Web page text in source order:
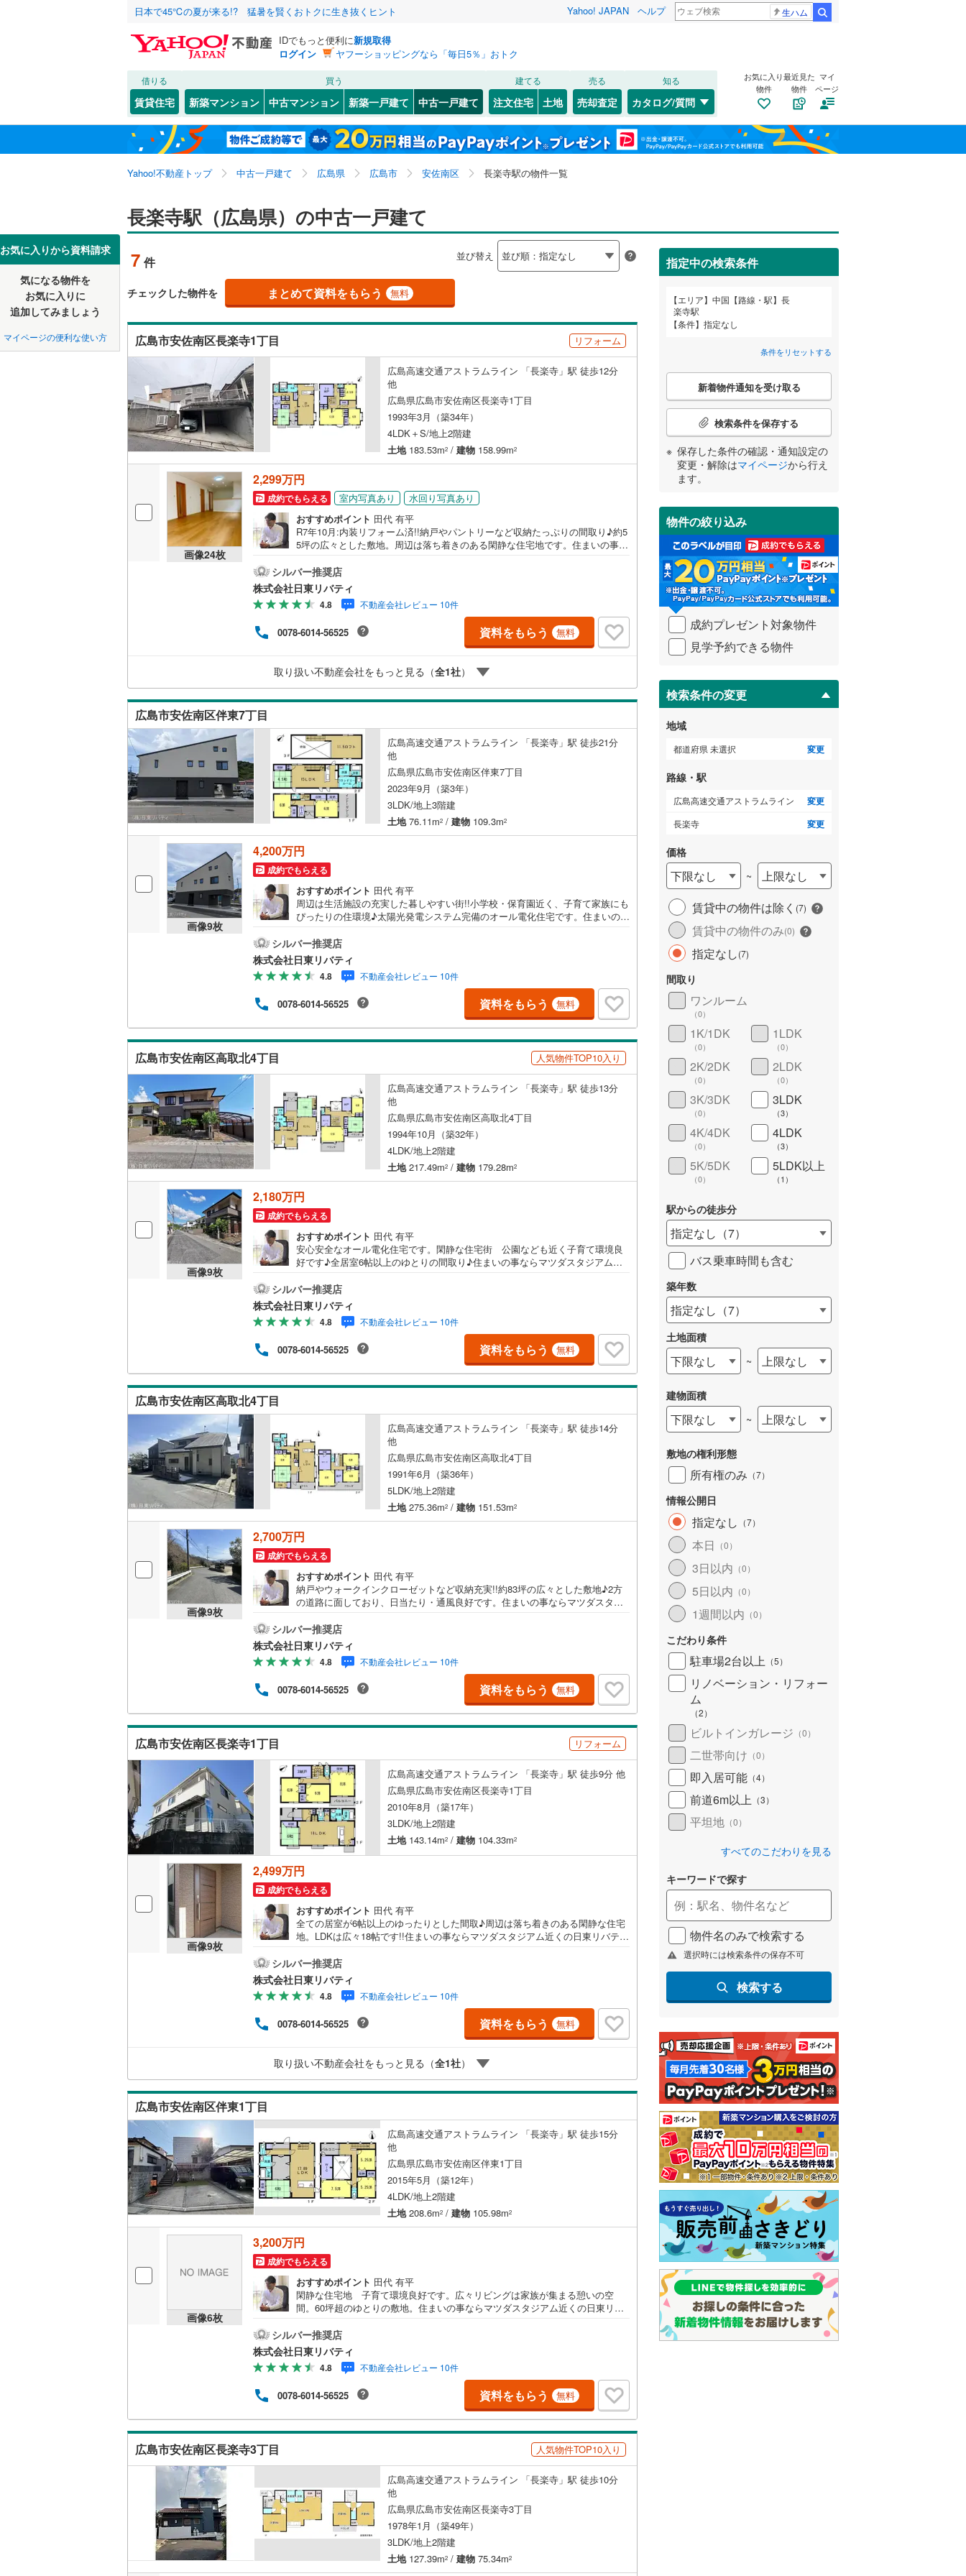
日本で45℃の夏が来る!? 猛暑を賢くおトクに生き抜くヒント Yahoo! JAPAN ヘルプ 生ハム
IDでもっと便利に新規取得
ログイン
ヤフーショッピングなら「毎日5％」おトク
借りる
賃貸住宅
買う
新築マンション 中古マンション 新築一戸建て 中古一戸建て
建てる
注文住宅 土地
売る
売却査定
知る
カタログ/質問
お気に入り
物件
最近見た
物件
マイ
ページ
Yahoo!不動産トップ 中古一戸建て 広島県 広島市 安佐南区 長楽寺駅の物件一覧
お気に入りから資料請求
気になる物件を
お気に入りに
追加してみましょう
マイページの便利な使い方
長楽寺駅（広島県）の中古一戸建て
7 件 並び替え
チェックした物件を まとめて資料をもらう 無料
広島市安佐南区長楽寺1丁目 リフォーム
広島高速交通アストラムライン 「長楽寺」駅 徒歩12分
他
広島県広島市安佐南区長楽寺1丁目
1993年3月（築34年）
4LDK＋S/地上2階建
土地183.53m2 / 建物 158.99m2
画像24枚
2,299万円
成約でもらえる 室内写真あり
水回り写真あり
おすすめポイント 田代 有平
R7年10月:内装リフォーム済!!納戸やパントリーなど収納たっぷりの間取り♪約5
5坪の広々とした敷地。周辺は落ち着きのある閑静な住宅地です。住まいの事な
物件もご紹介できます。広島市内はもちろん廿日市から呉・東広島まで6000物
件の豊富な情報量!!「実際に自分自身が住む家を見て納得して買いたい」広告で
は分かり難い物件の長所や短所を現地でご確認できます。お気軽にお問い合わ
せ下さい。TV電話やLINE等でオンライン案内も可能です。お気軽にお申し付け
下さい。「住まいを通じた出逢いを大切に」をモットーに、創業以来多くのお
客様に信頼と信用を頂き、広島県下でも有数の不動産グループへ成長すること
ができました。「人と人、心と心」これからもこの精神を大切に、お客様への
日出2丁目2-22-2F
シルバー推奨店
株式会社日東リバティ
4.8 不動産会社レビュー 10件
0078-6014-56525 資料をもらう 無料
取り扱い不動産会社をもっと見る（全1社）
広島市安佐南区伴東7丁目
広島高速交通アストラムライン 「長楽寺」駅 徒歩21分
他
広島県広島市安佐南区伴東7丁目
2023年9月（築3年）
3LDK/地上3階建
土地76.11m2 / 建物 109.3m2
画像9枚
4,200万円
成約でもらえる
おすすめポイント 田代 有平
周辺は生活施設の充実した暮しやすい街!!小学校・保育園近く、子育て家族にも
ぴったりの住環境♪太陽光発電システム完備のオール電化住宅です。住まいの事
い物件もご紹介できます。広島市内はもちろん廿日市から呉・東広島まで6000
物件の豊富な情報量!!「実際に自分自身が住む家を見て納得して買いたい」広告
では分かり難い物件の長所や短所を現地でご確認できます。お気軽にお問い合
わせ下さい。TV電話やLINE等でオンライン案内も可能です。お気軽にお申し付
け下さい。「住まいを通じた出逢いを大切に」をモットーに、創業以来多くの
お客様に信頼と信用を頂き、広島県下でも有数の不動産グループへ成長するこ
とができました。「人と人、心と心」これからもこの精神を大切に、お客様へ
のサポートをさせて頂きます。株式会社日東リバティ〒732-0818広島市南区段
原日出2丁目2-22-2F
シルバー推奨店
株式会社日東リバティ
4.8 不動産会社レビュー 10件
0078-6014-56525 資料をもらう 無料
広島市安佐南区高取北4丁目 人気物件TOP10入り
広島高速交通アストラムライン 「長楽寺」駅 徒歩13分
他
広島県広島市安佐南区高取北4丁目
1994年10月（築32年）
4LDK/地上2階建
土地217.49m2 / 建物 179.28m2
画像9枚
2,180万円
成約でもらえる
おすすめポイント 田代 有平
安心安全なオール電化住宅です。閑静な住宅街 公園なども近く子育て環境良
好です♪全居室6帖以上のゆとりの間取り♪住まいの事ならマツダスタジアム近
す。広島市内はもちろん廿日市から呉・東広島まで6000物件の豊富な情報量!!
「実際に自分自身が住む家を見て納得して買いたい」広告では分かり難い物件
の長所や短所を現地でご確認できます。お気軽にお問い合わせ下さい。TV電話
やLINE等でオンライン案内も可能です。お気軽にお申し付け下さい。「住まい
を通じた出逢いを大切に」をモットーに、創業以来多くのお客様に信頼と信用
を頂き、広島県下でも有数の不動産グループへ成長することができました。
「人と人、心と心」これからもこの精神を大切に、お客様へのサポートをさせ
て頂きます。株式会社日東リバティ〒732-0818広島市南区段原日出2丁目2-22-2
F
シルバー推奨店
株式会社日東リバティ
4.8 不動産会社レビュー 10件
0078-6014-56525 資料をもらう 無料
広島市安佐南区高取北4丁目
広島高速交通アストラムライン 「長楽寺」駅 徒歩14分
他
広島県広島市安佐南区高取北4丁目
1991年6月（築36年）
5LDK/地上2階建
土地275.36m2 / 建物 151.53m2
画像9枚
2,700万円
成約でもらえる
おすすめポイント 田代 有平
納戸やウォークインクローゼットなど収納充実!!約83坪の広々とした敷地♪2方
の道路に面しており、日当たり・通風良好です。住まいの事ならマツダスタジ
きます。広島市内はもちろん廿日市から呉・東広島まで6000物件の豊富な情報
量!!「実際に自分自身が住む家を見て納得して買いたい」広告では分かり難い物
件の長所や短所を現地でご確認できます。お気軽にお問い合わせ下さい。TV電
話やLINE等でオンライン案内も可能です。お気軽にお申し付け下さい。「住ま
いを通じた出逢いを大切に」をモットーに、創業以来多くのお客様に信頼と信
用を頂き、広島県下でも有数の不動産グループへ成長することができました。
「人と人、心と心」これからもこの精神を大切に、お客様へのサポートをさせ
て頂きます。株式会社日東リバティ〒732-0818広島市南区段原日出2丁目2-22-2
F
シルバー推奨店
株式会社日東リバティ
4.8 不動産会社レビュー 10件
0078-6014-56525 資料をもらう 無料
広島市安佐南区長楽寺1丁目 リフォーム
広島高速交通アストラムライン 「長楽寺」駅 徒歩9分 他
広島県広島市安佐南区長楽寺1丁目
2010年8月（築17年）
3LDK/地上2階建
土地143.14m2 / 建物 104.33m2
画像9枚
2,499万円
成約でもらえる
おすすめポイント 田代 有平
全ての居室が6帖以上のゆったりとした間取♪周辺は落ち着きのある閑静な住宅
地。LDKは広々18帖です!!住まいの事ならマツダスタジアム近くの日東リバティ
ろん廿日市から呉・東広島まで6000物件の豊富な情報量!!「実際に自分自身が
住む家を見て納得して買いたい」広告では分かり難い物件の長所や短所を現地
でご確認できます。お気軽にお問い合わせ下さい。TV電話やLINE等でオンライ
ン案内も可能です。お気軽にお申し付け下さい。「住まいを通じた出逢いを大
切に」をモットーに、創業以来多くのお客様に信頼と信用を頂き、広島県下で
も有数の不動産グループへ成長することができました。「人と人、心と心」こ
れからもこの精神を大切に、お客様へのサポートをさせて頂きます。株式会社
シルバー推奨店
株式会社日東リバティ
4.8 不動産会社レビュー 10件
0078-6014-56525 資料をもらう 無料
取り扱い不動産会社をもっと見る（全1社）
広島市安佐南区伴東1丁目
広島高速交通アストラムライン 「長楽寺」駅 徒歩15分
他
広島県広島市安佐南区伴東1丁目
2015年5月（築12年）
4LDK/地上2階建
土地208.6m2 / 建物 105.98m2
画像6枚
3,200万円
成約でもらえる
おすすめポイント 田代 有平
閑静な住宅地 子育て環境良好です。広々リビングは家族が集まる憩いの空
間。60坪超のゆとりの敷地。住まいの事ならマツダスタジアム近くの日東リバ
もちろん廿日市から呉・東広島まで6000物件の豊富な情報量!!「実際に自分自
身が住む家を見て納得して買いたい」広告では分かり難い物件の長所や短所を
現地でご確認できます。お気軽にお問い合わせ下さい。TV電話やLINE等でオン
ライン案内も可能です。お気軽にお申し付け下さい。「住まいを通じた出逢い
を大切に」をモットーに、創業以来多くのお客様に信頼と信用を頂き、広島県
下でも有数の不動産グループへ成長することができました。「人と人、心と
心」これからもこの精神を大切に、お客様へのサポートをさせて頂きます。株
式会社日東リバティ〒732-0818広島市南区段原日出2丁目2-22-2Fアストラムラ
イン伴駅まで徒歩4分の立地です。
シルバー推奨店
株式会社日東リバティ
4.8 不動産会社レビュー 10件
0078-6014-56525 資料をもらう 無料
広島市安佐南区長楽寺3丁目 人気物件TOP10入り
広島高速交通アストラムライン 「長楽寺」駅 徒歩10分
他
広島県広島市安佐南区長楽寺3丁目
1978年1月（築49年）
3LDK/地上2階建
土地127.39m2 / 建物 75.34m2
指定中の検索条件
エリア
中国【路線・駅】長
楽寺駅
条件
指定なし
条件をリセットする
こ
検
条
件
受
け
取
る
・
条
件
を
イ
ペ
ジ
に
保
存
す
る
新着物件通知を受け取る
検索条件を保存する
保存した条件の確認・通知設定の
変更・解除はマイページから行え
ます。
物件の絞り込み
成約プレゼント対象物件
見学予約できる物件
検索条件の変更
地域
都道府県 未選択 変更
路線・駅
広島高速交通アストラムライン 変更
長楽寺 変更
価格
下限なし ~
上限なし
賃貸中の物件は除く (7)
賃貸中の物件のみ(0)
指定なし(7)
間取り
ワンルーム
（0）
1K/1DK
（0）
1LDK
（0）
2K/2DK
（0）
2LDK
（0）
3K/3DK
（0）
3LDK
（3）
4K/4DK
（0）
4LDK
（3）
5K/5DK
（0）
5LDK以上
（1 ）
駅からの徒歩分
指定なし （7）
バス乗車時間も含む
築年数
指定なし （7）
土地面積
下限なし ~ 上限なし
建物面積
下限なし ~ 上限なし
敷地の権利形態
所有権のみ （7）
情報公開日
指定なし （7）
本日 （0）
3日以内 （0）
5日以内 （0）
1週間以内 （0）
こだわり条件
駐車場2台以上 （5）
リノベーション・リフォー
ム
（2）
ビルトインガレージ （0）
二世帯向け （0）
即入居可能 （4）
前道6m以上 （3）
平坦地 （0）
すべてのこだわりを見る
キーワードで探す
物件名のみで検索する
選択時には検索条件の保存不可
検索する
北海道 北海道
東北 青森 岩手 宮城 秋田 山形 福島
関東 東京 神奈川 埼玉 千葉 茨城
信越・北陸 新潟 長野 富山
三重
近畿 大阪 兵庫
中国 鳥取 島根 岡山 広島 山口
愛媛 高知
九州・沖縄 福岡 佐賀 長崎 熊本 鹿児島 沖縄
該当物件0件
該当物件0件
該当物件0件
JR 山陽本線（JR西日本）(463) 姫新線(33) 赤穂線(69)
津山線(38) 吉備線(39) 宇野線(55)
伯備線(63) 芸備線(84) 福塩線(111)
呉線
118 ) 可部線(82)
美祢線(3
木次線 (7) 本四備讃線(12)
土讃線(2) 山陽新幹線(99)
岡山電気軌道東山線
岡山電気軌道清輝橋線
広島電鉄本線(19) 広島電鉄宇品線(6)
広島電鉄横川線(7) 広島電鉄江波線 広島電鉄皆実線(4)
広島電鉄白島線(3) 広島電鉄宮島線 広島電鉄循環線(1)
10) 一畑電車大社線
広島高速交通アストラムライン
60)
該当物件0件
(0) (0) (1) (2) (4) (1) (3) (1) (2) (3) (2)
3) (4) ( 10) 11) (7)
該当物件0件
こだわり条件 リフォーム、リノベーション
リノベーション・リフォーム
（2）
築古・築30年以上（4）
設備
床暖房（0）
駐車場2台以上（5） ビルトインガレージ（0） 太陽光発電システム（1）
（3）
防犯カメラ（ 0）
吹き抜け （0）
）
平屋・1階建て（0） 3階建て以上（1）
サービスルーム（納戸）（4）
最寄りの駅が始発駅（0） 海まで2km以内（0） 小学校まで1km以内（0）
配置、向き、建ち方、日当たり
前道6m以上（3） 角地（0） 南道路（1）
LD
リビングダイニング15畳以上
（6）
キッチン
独立型キッチン（0） 対面キッチン（3）
販売、価格、契約、入居関連など
即入居可能（4）
浴室
浴室乾燥機あり（1）
収納
ウォークインクローゼット
（3 ）
床下収納（3）
バルコニー、庭
ウッドデッキあり（0）
耐震、免震、制震構造
（
住宅性能評価付き（0） 長期優良住宅 ）
オンライン対応
オンライン内見(相談)可（1） IT重説可 （0
オンライン対応とは？ 詳しく見る
該当物件0件
検索条件を保存しました
この検索条件の新着物件通知は、 マイページから設定できます。
保存した条件を見る
中国、長楽寺駅
検索条件を保存する
マイページ
お気に入りリストを見る
閉じる
お気に入りリストを見る
閉じる